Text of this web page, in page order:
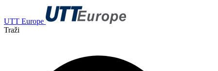
UTT Europe
Traži